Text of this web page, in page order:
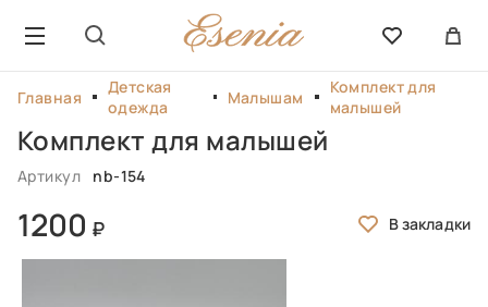
Главная
Детская
одежда
Малышам
Комплект для
малышей
Комплект для малышей
Артикул nb-154
1200